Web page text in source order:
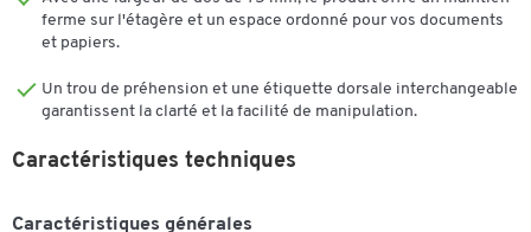
ferme sur l'étagère et un espace ordonné pour vos documents
et papiers.
Un trou de préhension et une étiquette dorsale interchangeable
garantissent la clarté et la facilité de manipulation.
Caractéristiques techniques
Caractéristiques générales